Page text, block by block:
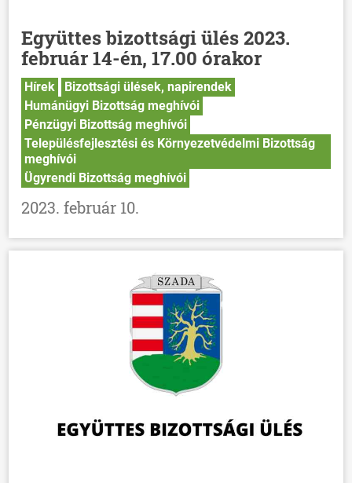
Együttes bizottsági ülés 2023.
február 14-én, 17.00 órakor
Hírek
Bizottsági ülések, napirendek
Humánügyi Bizottság meghívói
Pénzügyi Bizottság meghívói
Településfejlesztési és Környezetvédelmi Bizottság
meghívói
Ügyrendi Bizottság meghívói
2023. február 10.